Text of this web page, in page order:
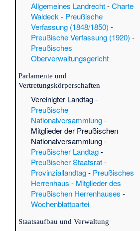
Allgemeines Landrecht-Charte
Waldeck- Preußische
Verfassung (1848/1850) -
Preußische Verfassung (1920) -
Preußisches
Oberverwaltungsgericht
Parlamente und
Vertretungskörperschaften
Vereinigter Landtag-
Preußische
Nationalversammlung-
Mitglieder der Preußischen
Nationalversammlung-
Preußischer Landtag-
Preußischer Staatsrat-
Provinziallandtag- Preußisches
Herrenhaus - Mitglieder des
Preußischen Herrenhauses -
Wochenblattpartei
Staatsaufbau und Verwaltung